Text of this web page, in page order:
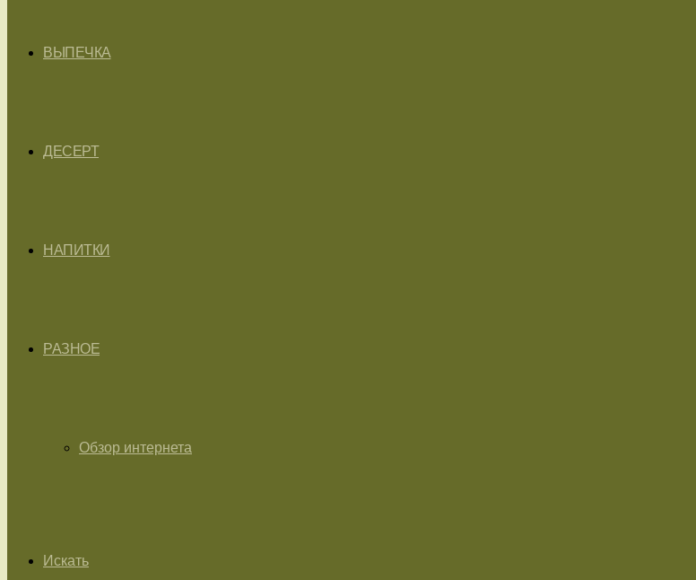
ВЫПЕЧКА
ДЕСЕРТ
НАПИТКИ
РАЗНОЕ
Обзор интернета
Искать